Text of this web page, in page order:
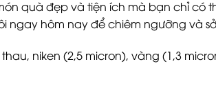
quà đẹp và tiện ích mà bạn chỉ có
ngay hôm nay để chiêm ngưỡng và
niken (2,5 micron), vàng (1,3